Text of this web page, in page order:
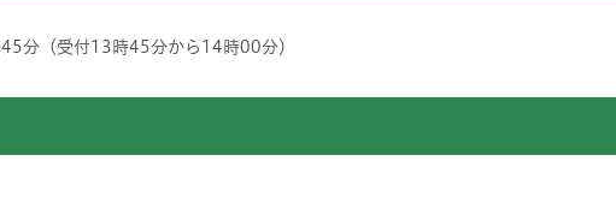
分（受付13時45分から14時00分）